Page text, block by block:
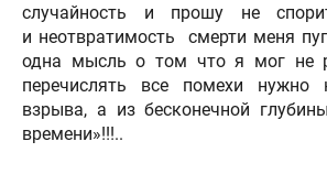
случайность и прошу не
и неотвратимость смерти меня
одна мысль о том что я мог не
перечислять все помехи нужно
взрыва, а из бесконечной
времени»!!!..